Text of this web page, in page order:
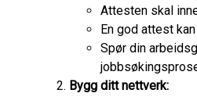
Attesten skal
En god attest
Spør din
Bygg ditt nettverk: